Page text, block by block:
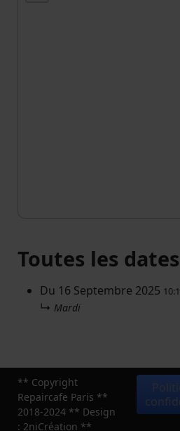
Toutes les dates
Du 16 Septembre 2025
↳ Mardi
** Copyright
Repaircafe Paris **
2018-2024 ** Design
: 2niCréation **